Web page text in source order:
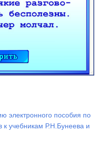
электронного пособия по
к учебникам Р.Н.Бунеева и